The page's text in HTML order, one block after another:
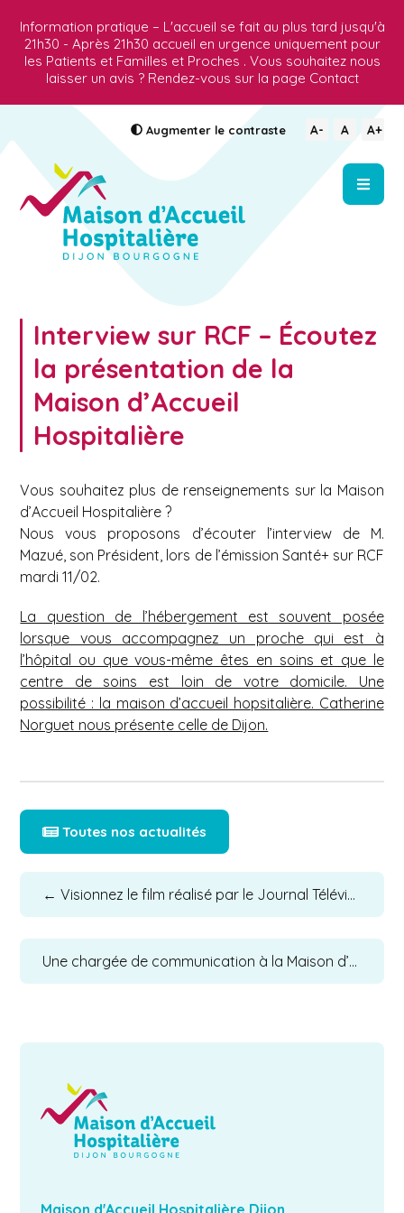
Information pratique – L'accueil se fait au plus tard jusqu'à
21h30 - Après 21h30 accueil en urgence uniquement pour
les Patients et Familles et Proches . Vous souhaitez nous
laisser un avis ? Rendez-vous sur la page Contact
Augmenterle contraste A- A A+
Interview sur RCF – Écoutez
la présentation de la
Maison d’Accueil
Hospitalière
Vous souhaitez plus de renseignements sur la Maison
d’Accueil Hospitalière ?
Nous vous proposons d’écouter l’interview de M.
Mazué, son Président, lors de l’émission Santé+ sur RCF
mardi 11/02.
La question de l’hébergement est souvent posée
lorsque vous accompagnez un proche qui est à
l’hôpital ou que vous-même êtes en soins et que le
centre de soins est loin de votre domicile. Une
possibilité : la maison d’accueil hopsitalière. Catherine
Norguet nous présente celle de Dijon.
Toutes nos actualités
← Visionnez le film réalisé par le Journal Télévisé du CHU Dijon Bourgogne sur la Maison d’Accueil Hospitalière
Une chargée de communication à la Maison d’Accueil Hospitalière